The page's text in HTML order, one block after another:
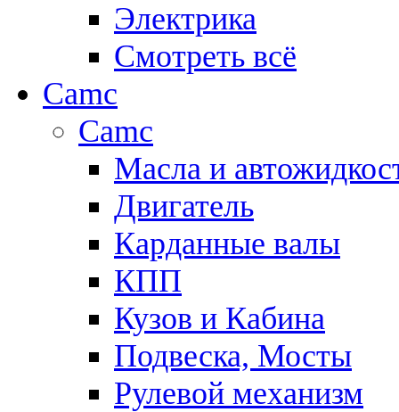
Электрика
Смотреть всё
Camc
Camc
Масла и
Двигатель
Карданные валы
КПП
Кузов и Кабина
Подвеска, Мосты
Рулевой механизм